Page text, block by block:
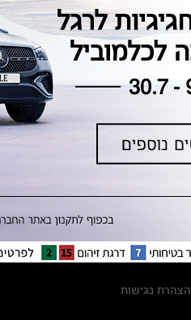
ספרי רכב מרצדס-בנץ
נתוני זיהום אוויר וצריכת דלק וחשמל
נתוני תווית צמיגים
מחירון חלפים
הודעה על הטבות לרכבי מרצדס בהסדר
הצהרת נגישות